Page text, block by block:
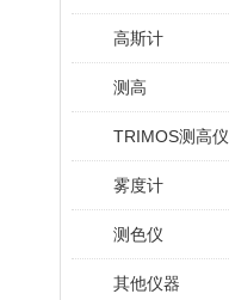
高斯计
测高
TRIMOS测高仪
雾度计
测色仪
其他仪器